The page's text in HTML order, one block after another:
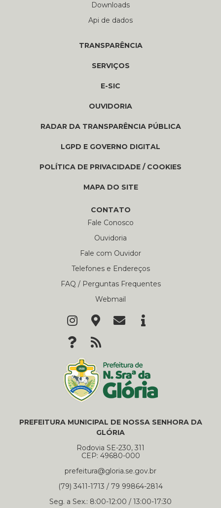
Downloads
Api de dados
TRANSPARÊNCIA
SERVIÇOS
E-SIC
OUVIDORIA
RADAR DA TRANSPARÊNCIA PÚBLICA
LGPD E GOVERNO DIGITAL
POLÍTICA DE PRIVACIDADE / COOKIES
MAPA DO SITE
CONTATO
Fale Conosco
Ouvidoria
Fale com Ouvidor
Telefones e Endereços
FAQ / Perguntas Frequentes
Webmail
PREFEITURA MUNICIPAL DE NOSSA SENHORA DA
GLÓRIA
Rodovia SE-230, 311
CEP: 49680-000
prefeitura@gloria.se.gov.br
(79) 3411-1713 / 79 99864-2814
Seg. a Sex.: 8:00-12:00 / 13:00-17:30